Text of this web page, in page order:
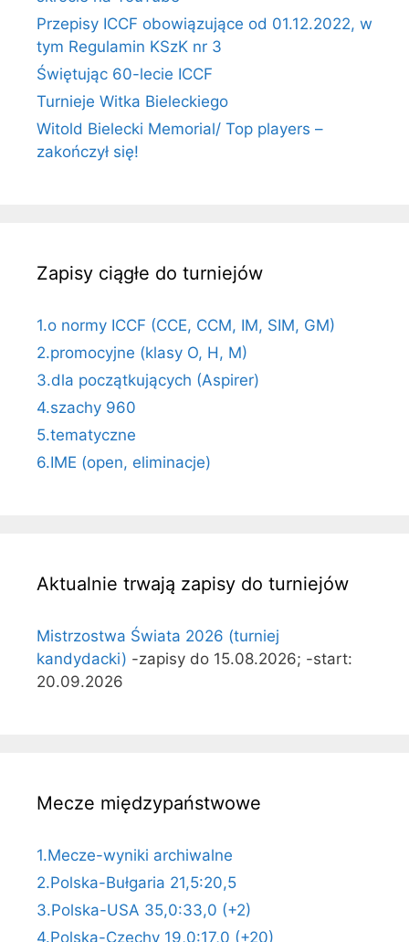
Przepisy ICCF obowiązujące od 01.12.2022, w
tym Regulamin KSzK nr 3
Świętując 60-lecie ICCF
Turnieje Witka Bieleckiego
Witold Bielecki Memorial/ Top players –
zakończył się!
Zapisy ciągłe do turniejów
1.o normy ICCF (CCE, CCM, IM, SIM, GM)
2.promocyjne (klasy O, H, M)
3.dla początkujących (Aspirer)
4.szachy 960
5.tematyczne
6.IME (open, eliminacje)
Aktualnie trwają zapisy do turniejów
Mistrzostwa Świata 2026 (turniej
kandydacki) -zapisy do 15.08.2026; -start:
20.09.2026
Mecze międzypaństwowe
1.Mecze-wyniki archiwalne
2.Polska-Bułgaria 21,5:20,5
3.Polska-USA 35,0:33,0 (+2)
4.Polska-Czechy 19,0:17,0 (+20)